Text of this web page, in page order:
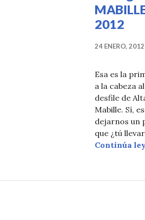
2012
24 ENERO, 2012
Esa es la
a la cabeza
desfile de
Mabille. Sí,
dejarnos un
que ¿tú
Continúa